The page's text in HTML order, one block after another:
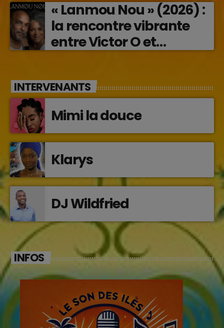
« Lanmou Nou » (2026) :
la rencontre vibrante
entre Victor O et
INTERVENANTS
Mimi la douce
Klarys
DJ Wildfried
INFOS